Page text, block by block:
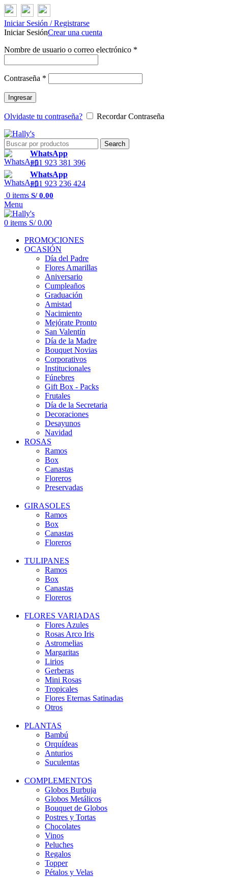
Iniciar Sesión / Registrarse
Iniciar SesiónCrear una cuenta
Nombre de usuario o correo electrónico *
Contraseña *
Ingresar
Olvidaste tu contraseña? Recordar Contraseña
Search
WhatsApp
+51 923 381 396
WhatsApp
+51 923 236 424
0 items S/0.00
Menu
0 items S/0.00
PROMOCIONES
OCASIÓN
Día del Padre
Flores Amarillas
Aniversario
Cumpleaños
Graduación
Amistad
Nacimiento
Mejórate Pronto
San Valentín
Día de la Madre
Bouquet Novias
Corporativos
Institucionales
Fúnebres
Gift Box - Packs
Frutales
Día de la Secretaria
Decoraciones
Desayunos
Navidad
ROSAS
Ramos
Box
Canastas
Floreros
Preservadas
GIRASOLES
Ramos
Box
Canastas
Floreros
TULIPANES
Ramos
Box
Canastas
Floreros
FLORES VARIADAS
Flores Azules
Rosas Arco Iris
Astromelias
Margaritas
Lirios
Gerberas
Mini Rosas
Tropicales
Flores Eternas Satinadas
Otros
PLANTAS
Bambú
Orquídeas
Anturios
Suculentas
COMPLEMENTOS
Globos Burbuja
Globos Metálicos
Bouquet de Globos
Postres y Tortas
Chocolates
Vinos
Peluches
Regalos
Topper
Pétalos y Velas